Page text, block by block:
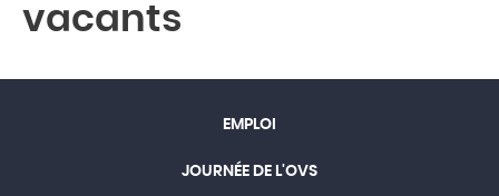
vacants
EMPLOI
JOURNÉE DE L'OVS